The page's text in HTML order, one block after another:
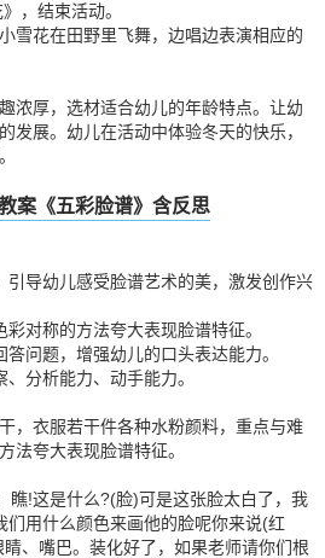
结束活动。
花在田野里飞舞，边唱边表演相应的
厚，选材适合幼儿的年龄特点。让幼
发展。幼儿在活动中体验冬天的快乐，
案《五彩脸谱》含反思
导幼儿感受脸谱艺术的美，激发创作兴
对称的方法夸大表现脸谱特征。
题，增强幼儿的口头表达能力。
分析能力、动手能力。
衣服若干件各种水粉颜料，重点与难
法夸大表现脸谱特征。
!这是什么?(脸)可是这张脸太白了，我
们用什么颜色来画他的脸呢你来说(红
、嘴巴。装化好了，如果老师请你们根